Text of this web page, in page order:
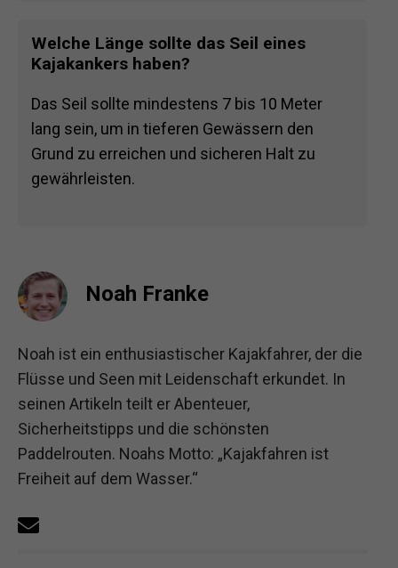
Welche Länge sollte das Seil eines
Kajakankers haben?
Das Seil sollte mindestens 7 bis 10 Meter
lang sein, um in tieferen Gewässern den
Grund zu erreichen und sicheren Halt zu
gewährleisten.
Noah Franke
Noah ist ein enthusiastischer Kajakfahrer, der die
Flüsse und Seen mit Leidenschaft erkundet. In
seinen Artikeln teilt er Abenteuer,
Sicherheitstipps und die schönsten
Paddelrouten. Noahs Motto: „Kajakfahren ist
Freiheit auf dem Wasser.“